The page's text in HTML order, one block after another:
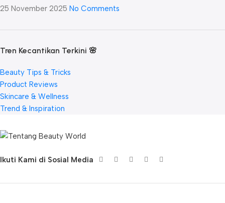
25 November 2025 No Comments
Tren Kecantikan Terkini 🌸
Beauty Tips & Tricks
Product Reviews
Skincare & Wellness
Trend & Inspiration
Ikuti Kami di Sosial Media